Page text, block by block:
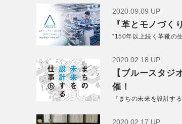
2020.09.09 UP
『革とモノづく
“150年以上続く革靴の
2020.02.18 UP
【ブルースタジ
催！
『まちの未来を設計す
2020.02.17 UP